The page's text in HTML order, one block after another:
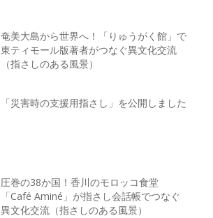
奄美大島から世界へ！「りゅうがく館」で
東ティモール版著者がつなぐ異文化交流
（指さしのある風景）
「災害時の支援用指さし」を公開しました
圧巻の38か国！香川のモロッコ食堂
「Café Aminé」が指さし会話帳でつなぐ
異文化交流（指さしのある風景）